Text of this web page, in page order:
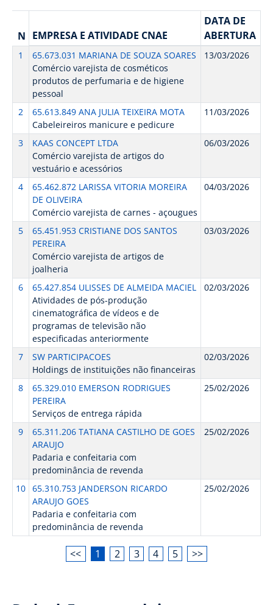
N EMPRESA E ATIVIDADE CNAE
DATA DE
ABERTURA
1
65.673.031 MARIANA DE SOUZA SOARES
Comércio varejista de cosméticos
produtos de perfumaria e de higiene
pessoal
13/03/2026
2
65.613.849 ANA JULIA TEIXEIRA MOTA
Cabeleireiros manicure e pedicure
11/03/2026
3
KAAS CONCEPT LTDA
Comércio varejista de artigos do
vestuário e acessórios
06/03/2026
4
65.462.872 LARISSA VITORIA MOREIRA
DE OLIVEIRA
Comércio varejista de carnes - açougues
04/03/2026
5
65.451.953 CRISTIANE DOS SANTOS
PEREIRA
Comércio varejista de artigos de
joalheria
03/03/2026
6
65.427.854 ULISSES DE ALMEIDA MACIEL
Atividades de pós-produção
cinematográfica de vídeos e de
programas de televisão não
especificadas anteriormente
02/03/2026
7
SW PARTICIPACOES
Holdings de instituições não financeiras
02/03/2026
8
65.329.010 EMERSON RODRIGUES
PEREIRA
Serviços de entrega rápida
25/02/2026
9
65.311.206 TATIANA CASTILHO DE GOES
ARAUJO
Padaria e confeitaria com
predominância de revenda
25/02/2026
10 65.310.753 JANDERSON RICARDO
ARAUJO GOES
Padaria e confeitaria com
predominância de revenda
25/02/2026
<< 1 2 3 4 5 >>